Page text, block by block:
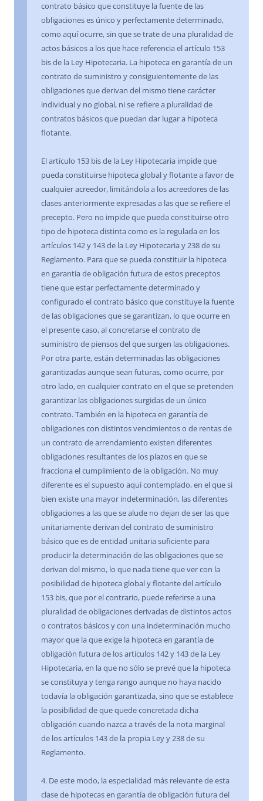
contrato básico que constituye la fuente de las
obligaciones es único y perfectamente determinado,
como aquí ocurre, sin que se trate de una pluralidad de
actos básicos a los que hace referencia el artículo 153
bis de la Ley Hipotecaria. La hipoteca en garantía de un
contrato de suministro y consiguientemente de las
obligaciones que derivan del mismo tiene carácter
individual y no global, ni se refiere a pluralidad de
contratos básicos que puedan dar lugar a hipoteca
flotante.
El artículo 153 bis de la Ley Hipotecaria impide que
pueda constituirse hipoteca global y flotante a favor de
cualquier acreedor, limitándola a los acreedores de las
clases anteriormente expresadas a las que se refiere el
precepto. Pero no impide que pueda constituirse otro
tipo de hipoteca distinta como es la regulada en los
artículos 142 y 143 de la Ley Hipotecaria y 238 de su
Reglamento. Para que se pueda constituir la hipoteca
en garantía de obligación futura de estos preceptos
tiene que estar perfectamente determinado y
configurado el contrato básico que constituye la fuente
de las obligaciones que se garantizan, lo que ocurre en
el presente caso, al concretarse el contrato de
suministro de piensos del que surgen las obligaciones.
Por otra parte, están determinadas las obligaciones
garantizadas aunque sean futuras, como ocurre, por
otro lado, en cualquier contrato en el que se pretenden
garantizar las obligaciones surgidas de un único
contrato. También en la hipoteca en garantía de
obligaciones con distintos vencimientos o de rentas de
un contrato de arrendamiento existen diferentes
obligaciones resultantes de los plazos en que se
fracciona el cumplimiento de la obligación. No muy
diferente es el supuesto aquí contemplado, en el que si
bien existe una mayor indeterminación, las diferentes
obligaciones a las que se alude no dejan de ser las que
unitariamente derivan del contrato de suministro
básico que es de entidad unitaria suficiente para
producir la determinación de las obligaciones que se
derivan del mismo, lo que nada tiene que ver con la
posibilidad de hipoteca global y flotante del artículo
153 bis, que por el contrario, puede referirse a una
pluralidad de obligaciones derivadas de distintos actos
o contratos básicos y con una indeterminación mucho
mayor que la que exige la hipoteca en garantía de
obligación futura de los artículos 142 y 143 de la Ley
Hipotecaria, en la que no sólo se prevé que la hipoteca
se constituya y tenga rango aunque no haya nacido
todavía la obligación garantizada, sino que se establece
la posibilidad de que quede concretada dicha
obligación cuando nazca a través de la nota marginal
de los artículos 143 de la propia Ley y 238 de su
Reglamento.
4. De este modo, la especialidad más relevante de esta
clase de hipotecas en garantía de obligación futura del